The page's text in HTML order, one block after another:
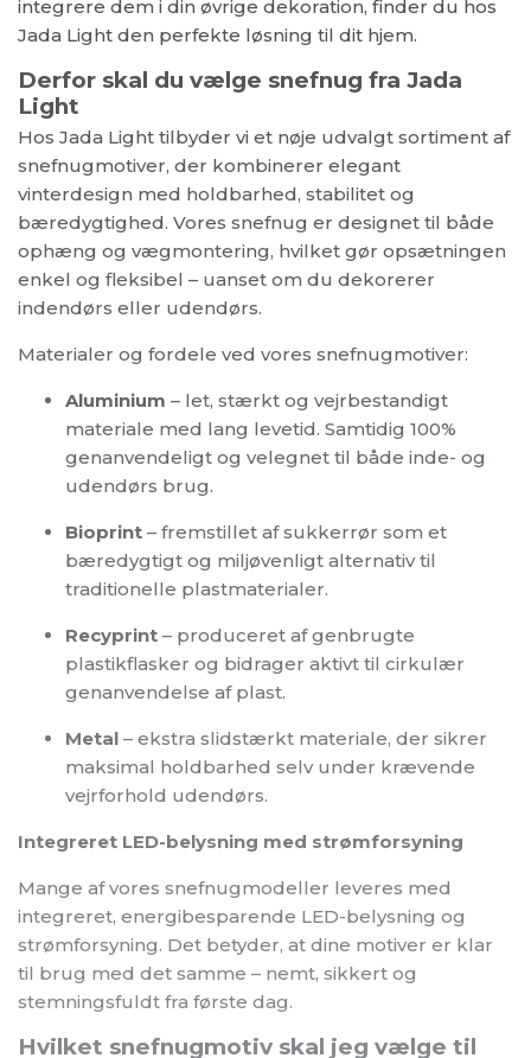
integrere dem i din øvrige dekoration, finder du hos
Jada Light den perfekte løsning til dit hjem.
Derfor skal du vælge snefnug fra Jada
Light
Hos Jada Light tilbyder vi et nøje udvalgt sortiment af
snefnugmotiver, der kombinerer elegant
vinterdesign med holdbarhed, stabilitet og
bæredygtighed. Vores snefnug er designet til både
ophæng og vægmontering, hvilket gør opsætningen
enkel og fleksibel – uanset om du dekorerer
indendørs eller udendørs.
Materialer og fordele ved vores snefnugmotiver:
Aluminium – let, stærkt og vejrbestandigt
materiale med lang levetid. Samtidig 100%
genanvendeligt og velegnet til både inde- og
udendørs brug.
Bioprint – fremstillet af sukkerrør som et
bæredygtigt og miljøvenligt alternativ til
traditionelle plastmaterialer.
Recyprint – produceret af genbrugte
plastikflasker og bidrager aktivt til cirkulær
genanvendelse af plast.
Metal – ekstra slidstærkt materiale, der sikrer
maksimal holdbarhed selv under krævende
vejrforhold udendørs.
Integreret LED-belysning med strømforsyning
Mange af vores snefnugmodeller leveres med
integreret, energibesparende LED-belysning og
strømforsyning. Det betyder, at dine motiver er klar
til brug med det samme – nemt, sikkert og
stemningsfuldt fra første dag.
Hvilket snefnugmotiv skal jeg vælge til